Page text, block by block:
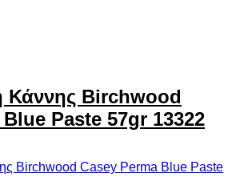
Κάννης Birchwood
Paste 57gr 13322